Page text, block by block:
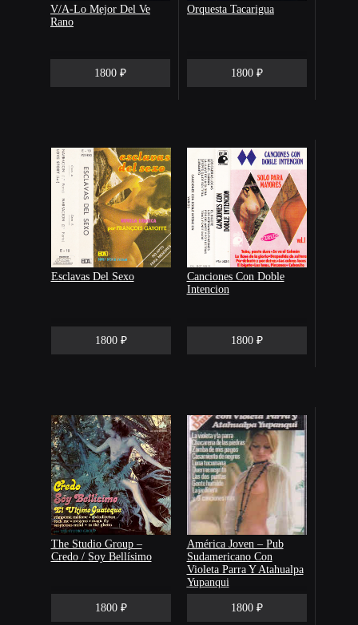
V/A-Lo Mejor Del Ve
Rano
1800 ₽
Orquesta Tacarigua
1800 ₽
Esclavas Del Sexo
1800 ₽
Canciones Con Doble
Intencion
1800 ₽
The Studio Group –
Credo / Soy Bellísimo
1800 ₽
América Joven – Pub
Sudamericano Con
Violeta Parra Y Atahualpa
Yupanqui
1800 ₽